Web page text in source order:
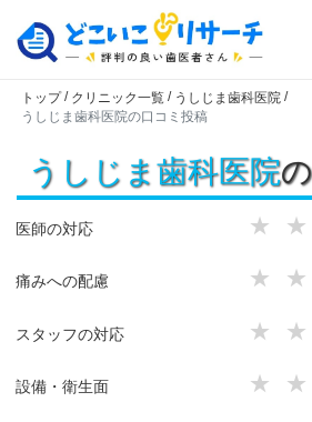
トップ/ クリニック一覧 / うしじま歯科医院 /
うしじま歯科医院の口コミ投稿
うしじま歯科医院
医師の対応 ★ ★
痛みへの配慮 ★ ★
スタッフの対応 ★ ★
設備・衛生面 ★ ★